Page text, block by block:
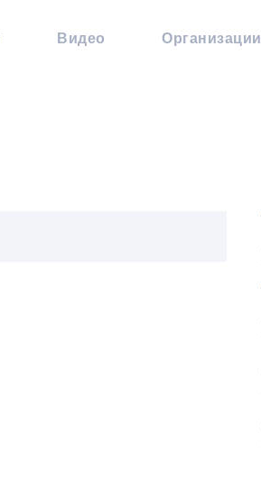
Видео Организации